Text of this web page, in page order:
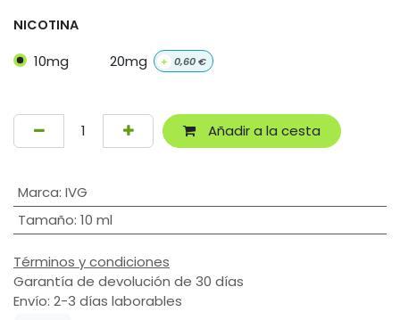
NICOTINA
10mg 20mg + 0,60€
Añadir a la cesta
Marca: IVG
Tamaño: 10 ml
Términos y condiciones
Garantía de devolución de 30 días
Envío: 2-3 días laborables